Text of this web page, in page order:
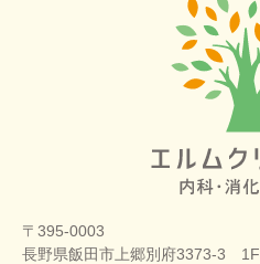
〒395-0003
長野県飯田市上郷別府3373-3 1F